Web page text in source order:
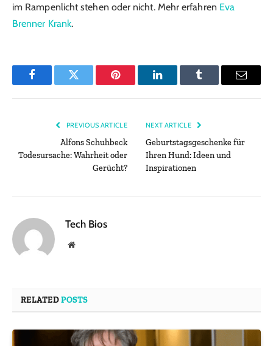
im Rampenlicht stehen oder nicht. Mehr erfahren Eva
Brenner Krank.
FacebookTwitter Pinterest LinkedInTumblr Email
PREVIOUS ARTICLE
Alfons Schuhbeck
Todesursache: Wahrheit oder
Gerücht?
NEXT ARTICLE
Geburtstagsgeschenke für
Ihren Hund: Ideen und
Inspirationen
Tech Bios
Website
RELATEDPOSTS